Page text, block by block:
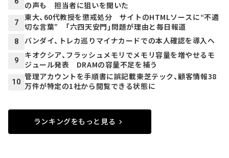
の声も 担当者に狙いを聞いた
7
東大、60代教授を懲戒処分 サイトのHTMLソースに“不適
切な言葉” 「六四天安門」問題が理由と毎日報道
8 バンダイ、トレカ巡りマイナカードでの本人確認を導入へ
9
キオクシア、フラッシュメモリでメモリ容量を増やせるモ
ジュール発表 DRAMの容量不足を補う
10
管理アカウントを手順書に誤記載――東芝テック、顧客情報38
万件が特定の1社から閲覧できる状態に
ランキングをもっと見る